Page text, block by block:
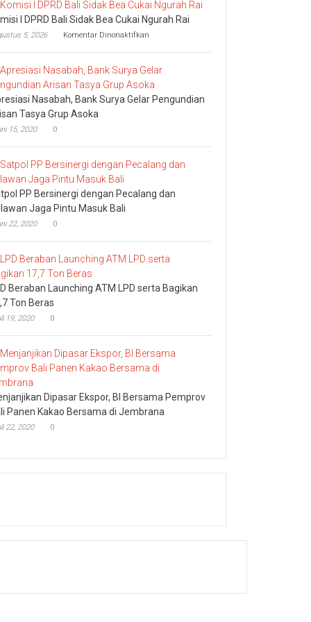
I DPRD Bali Sidak Bea Cukai Ngurah Rai
5, 2026 Komentar Dinonaktifkan
I
DPRD
Bali
Sidak
Bea
Nasabah, Bank Surya Gelar Pengundian
Tasya Grup Asoka
15, 2020 0
PP Bersinergi dengan Pecalang dan
Jaga Pintu Masuk Bali
22, 2020 0
Beraban Launching ATM LPD serta Bagikan
Ton Beras
19, 2020 0
Dipasar Ekspor, BI Bersama Pemprov
Panen Kakao Bersama di Jembrana
22, 2020 0